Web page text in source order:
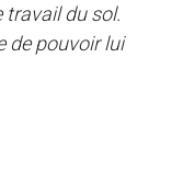
travail du sol.
de pouvoir lui